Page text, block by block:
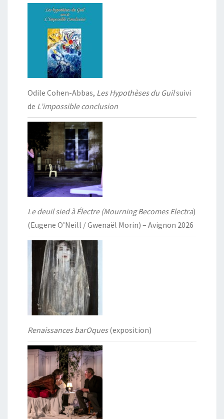
Odile Cohen-Abbas, Les Hypothèses du Guilsuivi
de L’impossible conclusion
Le deuil sied à Électre (Mourning Becomes Electra)
(Eugene O’Neill / Gwenaël Morin) – Avignon 2026
Renaissances barOques(exposition)